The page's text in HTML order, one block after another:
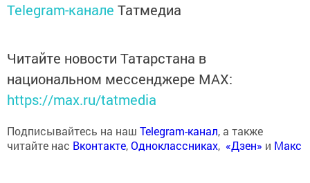
Telegram-канале Татмедиа
Читайте новости Татарстана в
национальном мессенджере MАХ:
https://max.ru/tatmedia
Подписывайтесь на наш Telegram-канал, а также
читайте нас Вконтакте,Одноклассниках, «Дзен» и Макс